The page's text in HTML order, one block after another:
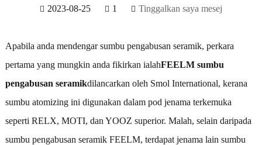
2023-08-25 1 Tinggalkan saya mesej
Apabila anda mendengar sumbu pengabusan seramik, perkara
pertama yang mungkin anda fikirkan ialahFEELM sumbu
pengabusan seramikdilancarkan oleh Smol International, kerana
sumbu atomizing ini digunakan dalam pod jenama terkemuka
seperti RELX, MOTI, dan YOOZ superior. Malah, selain daripada
sumbu pengabusan seramik FEELM, terdapat jenama lain sumbu